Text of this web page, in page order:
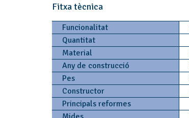
Fitxa tècnica
Funcionalitat
Quantitat
Material
Any de construcció
Pes
Constructor
Principals reformes